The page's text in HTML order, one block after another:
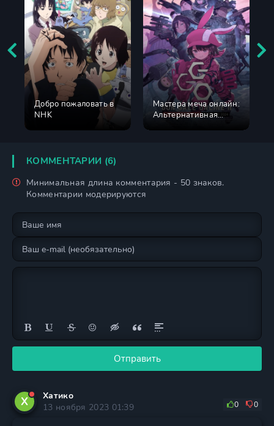
Добро пожаловать в
NHK
Мастера меча онлайн:
Альтернативная
КОММЕНТАРИИ (6)
Минимальная длина комментария - 50 знаков.
Комментарии модерируются
Отправить
Х
Хатико
13 ноября 2023 01:39
0 0